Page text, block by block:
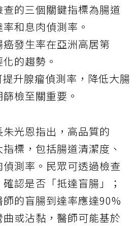
查的三個關鍵指標為腸道
和息肉偵測率。
癌發生率在亞洲高居第
的趨勢。
升腺瘤偵測率，降低大腸
檢至關重要。
光恩指出，高品質的
標，包括腸道清潔度、
測率。民眾可透過檢查
認是否「抵達盲腸」；
的盲腸到達率應達90%
或沾黏，醫師可能基於